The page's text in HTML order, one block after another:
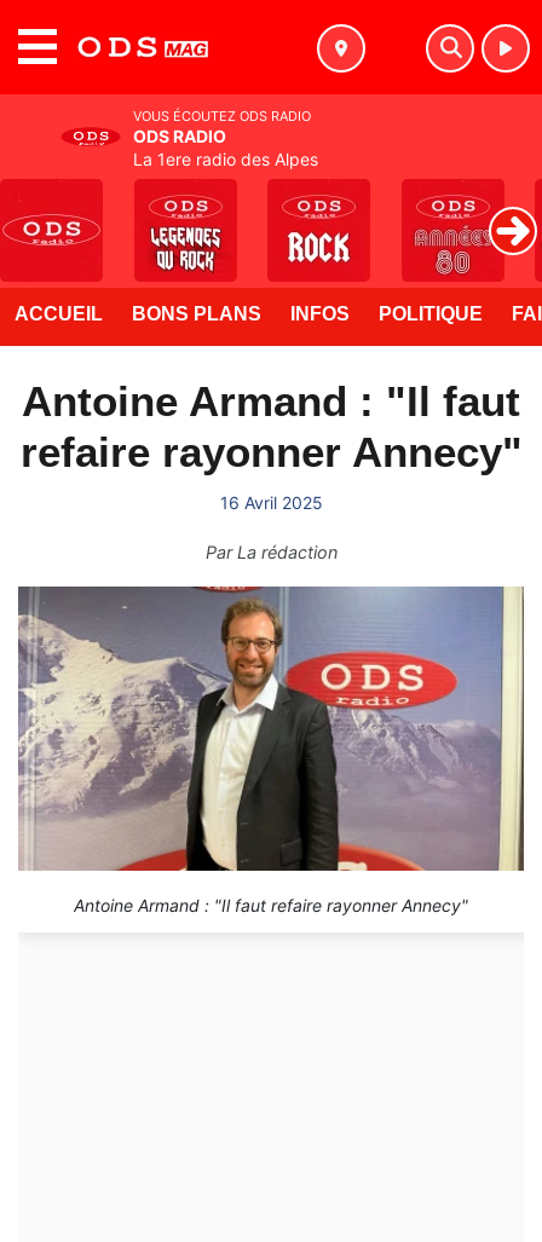
ACCUEIL BONS PLANS INFOS POLITIQUE
Antoine Armand : "Il faut
refaire rayonner Annecy"
16 Avril 2025
ParLa rédaction
Antoine Armand : "Il faut refaire rayonner Annecy"
VOUS ÉCOUTEZ ODS RADIO
ODS RADIO
La 1ere radio des Alpes